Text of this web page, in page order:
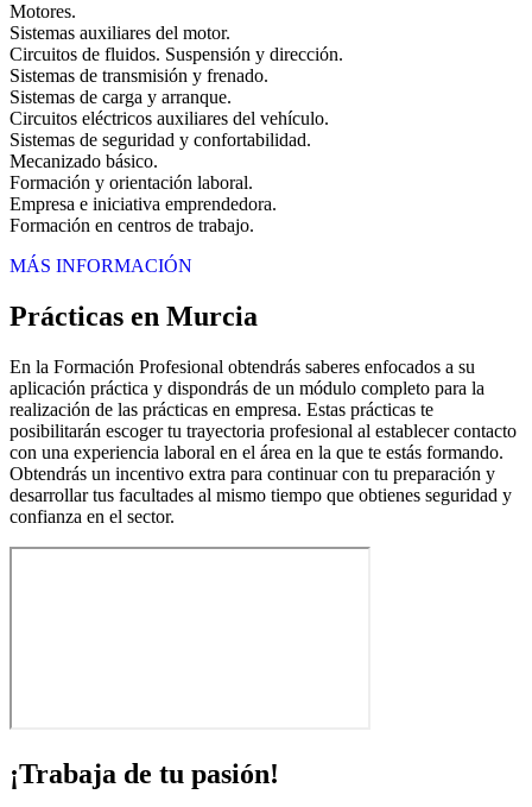
Motores.
Sistemas auxiliares del motor.
Circuitos de fluidos. Suspensión y dirección.
Sistemas de transmisión y frenado.
Sistemas de carga y arranque.
Circuitos eléctricos auxiliares del vehículo.
Sistemas de seguridad y confortabilidad.
Mecanizado básico.
Formación y orientación laboral.
Empresa e iniciativa emprendedora.
Formación en centros de trabajo.
MÁS INFORMACIÓN
Prácticas en Murcia
En la Formación Profesional obtendrás saberes enfocados a su
aplicación práctica y dispondrás de un módulo completo para la
realización de las prácticas en empresa. Estas prácticas te
posibilitarán escoger tu trayectoria profesional al establecer contacto
con una experiencia laboral en el área en la que te estás formando.
Obtendrás un incentivo extra para continuar con tu preparación y
desarrollar tus facultades al mismo tiempo que obtienes seguridad y
confianza en el sector.
¡Trabaja de tu pasión!